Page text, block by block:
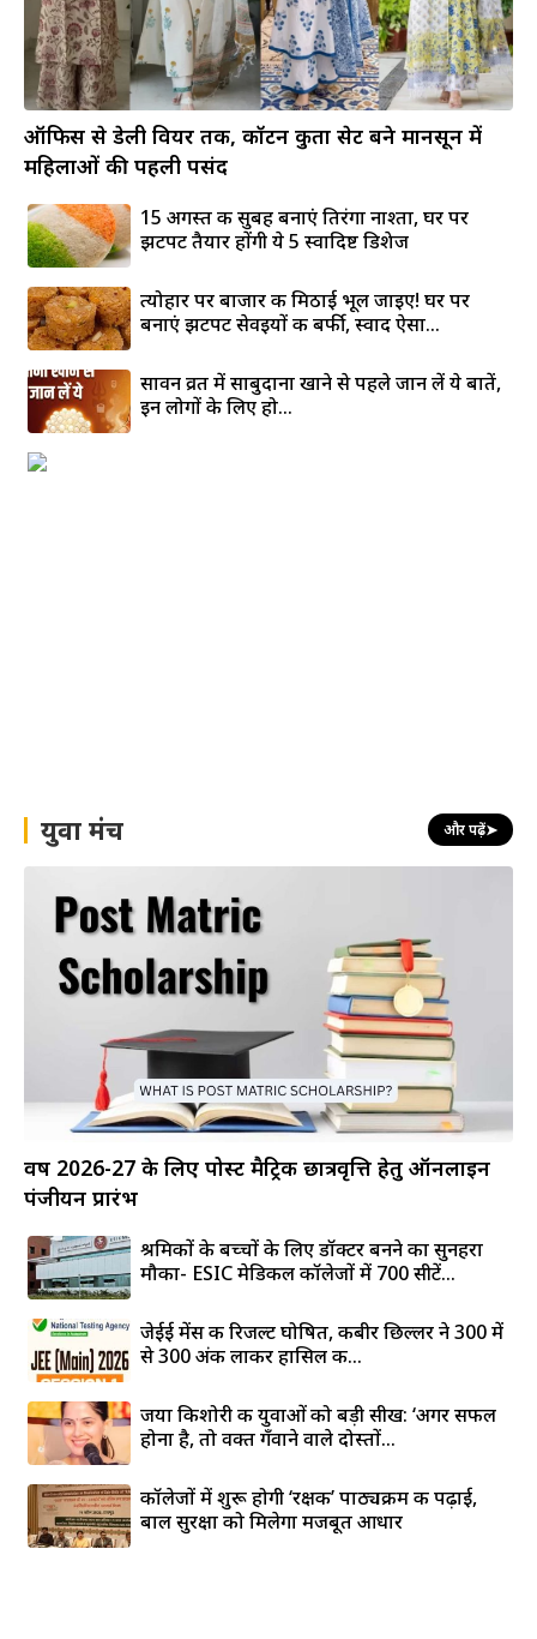
ऑफिस से डेली वियर तक, कॉटन कुर्ता सेट बने मानसून में
महिलाओं की पहली पसंद
15 अगस्त की सुबह बनाएं तिरंगा नाश्ता, घर पर
झटपट तैयार होंगी ये 5 स्वादिष्ट डिशेज
त्योहार पर बाजार की मिठाई भूल जाइए! घर पर
बनाएं झटपट सेवइयों की बर्फी, स्वाद ऐसा...
सावन व्रत में साबुदाना खाने से पहले जान लें ये बातें,
इन लोगों के लिए हो...
युवा मंच और पढ़ें➤
वर्ष 2026-27 के लिए पोस्ट मैट्रिक छात्रवृत्ति हेतु ऑनलाइन
पंजीयन प्रारंभ
श्रमिकों के बच्चों के लिए डॉक्टर बनने का सुनहरा
मौका- ESIC मेडिकल कॉलेजों में 700 सीटें...
जेईई मेंस की रिजल्ट घोषित, कबीर छिल्लर ने 300 में
से 300 अंक लाकर हासिल की...
जया किशोरी की युवाओं को बड़ी सीख: ‘अगर सफल
होना है, तो वक्त गँवाने वाले दोस्तों...
कॉलेजों में शुरू होगी ‘रक्षक’ पाठ्यक्रम की पढ़ाई,
बाल सुरक्षा को मिलेगा मजबूत आधार